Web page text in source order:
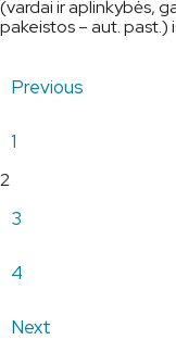
suklusti
turėtų
(vardai ir aplinkybės,
pakeistos – aut. past.)
pagination
Previous
1
2
3
4
Next